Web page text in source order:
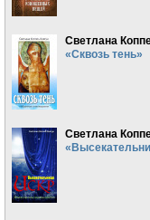
Светлана
«Сквозь тень»
Светлана